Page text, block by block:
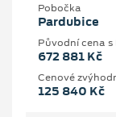
Pobočka
Pardubice
Původní cena s
672 881 Kč
Cenové
125 840 Kč